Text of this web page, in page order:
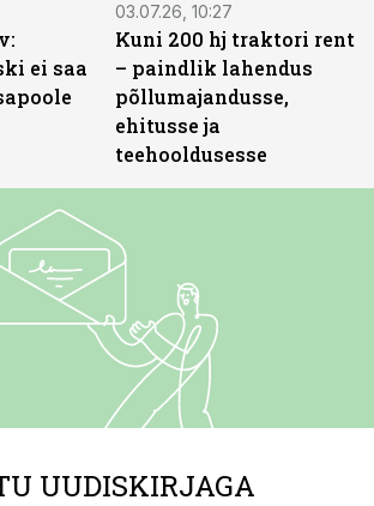
ei saa
03.07.26, 10:27
Kuni 200 hj traktori rent
– paindlik lahendus
põllumajandusse,
ehitusse ja
teehooldusesse
UUDISKIRJAGA